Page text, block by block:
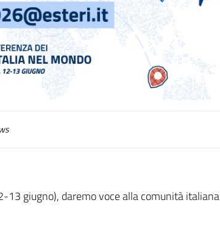
13 giugno), daremo voce alla comunità italiana